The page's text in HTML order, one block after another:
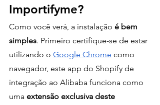
Importifyme?
Como você verá, a instalação é bem
simples. Primeiro certifique-se de estar
utilizando o Google Chrome como
navegador, este app do Shopify de
integração ao Alibaba funciona como
uma extensão exclusiva deste